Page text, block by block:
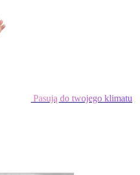
Pasują do twojego klimatu